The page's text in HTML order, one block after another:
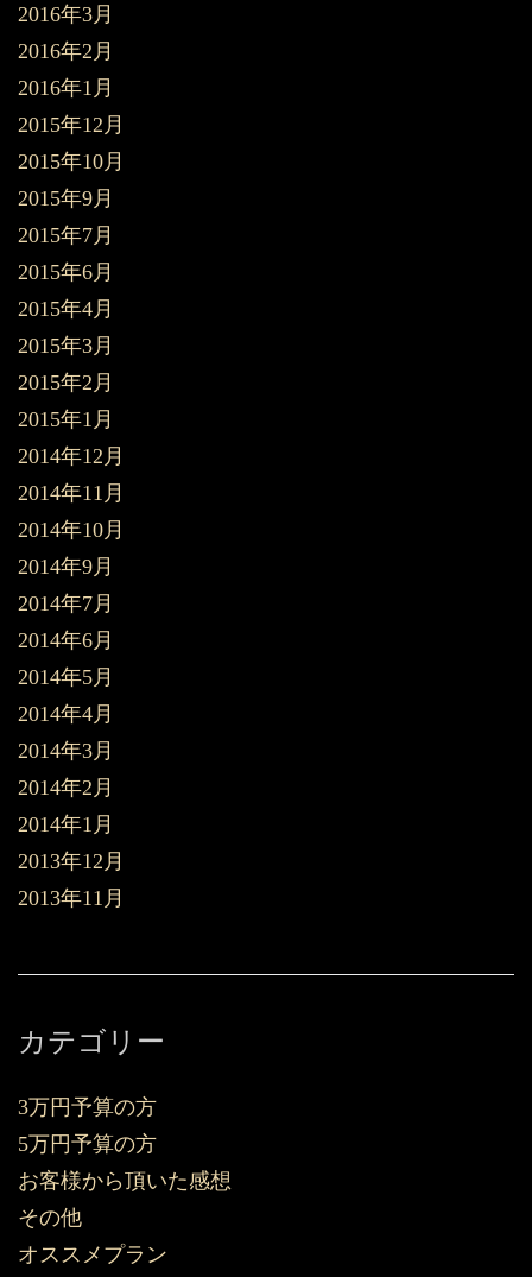
2016年3月
2016年2月
2016年1月
2015年12月
2015年10月
2015年9月
2015年7月
2015年6月
2015年4月
2015年3月
2015年2月
2015年1月
2014年12月
2014年11月
2014年10月
2014年9月
2014年7月
2014年6月
2014年5月
2014年4月
2014年3月
2014年2月
2014年1月
2013年12月
2013年11月
カテゴリー
3万円予算の方
5万円予算の方
お客様から頂いた感想
その他
オススメプラン